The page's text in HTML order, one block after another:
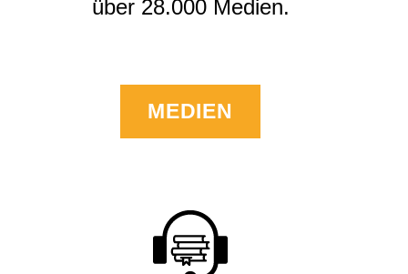
über 28.000 Medien.
MEDIEN